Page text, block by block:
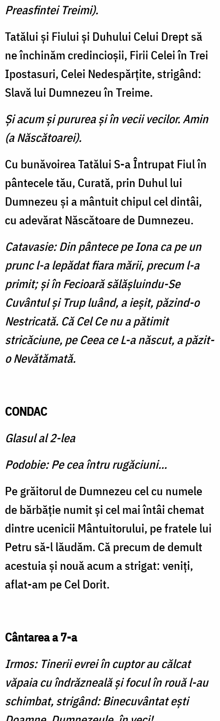
Preasfintei Treimi).
Tatălui şi Fiului şi Duhului Celui Drept să
ne închinăm credincioşii, Firii Celei în Trei
Ipostasuri, Celei Nedespărţite, strigând:
Slavă lui Dumnezeu în Treime.
Şi acum şi pururea şi în vecii vecilor. Amin
(a Născătoarei).
Cu bunăvoirea Tatălui S-a Întrupat Fiul în
pântecele tău, Curată, prin Duhul lui
Dumnezeu şi a mântuit chipul cel dintâi,
cu adevărat Născătoare de Dumnezeu.
Catavasie: Din pântece pe Iona ca pe un
prunc l-a lepădat fiara mării, precum l-a
primit; şi în Fecioară sălăşluindu-Se
Cuvântul şi Trup luând, a ieşit, păzind-o
Nestricată. Că Cel Ce nu a pătimit
stricăciune, pe Ceea ce L-a născut, a păzit-
o Nevătămată.
CONDAC
Glasul al 2-lea
Podobie: Pe cea întru rugăciuni...
Pe grăitorul de Dumnezeu cel cu numele
de bărbăţie numit şi cel mai întâi chemat
dintre ucenicii Mântuitorului, pe fratele lui
Petru să-l lăudăm. Că precum de demult
acestuia şi nouă acum a strigat: veniţi,
aflat-am pe Cel Dorit.
Cântarea a 7-a
Irmos: Tinerii evrei în cuptor au călcat
văpaia cu îndrăzneală şi focul în rouă l-au
schimbat, strigând: Binecu­vântat eşti